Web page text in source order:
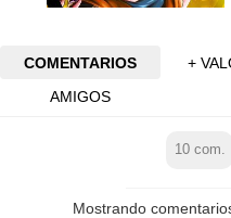
COMENTARIOS
+
AMIGOS
10com.
Mostrando